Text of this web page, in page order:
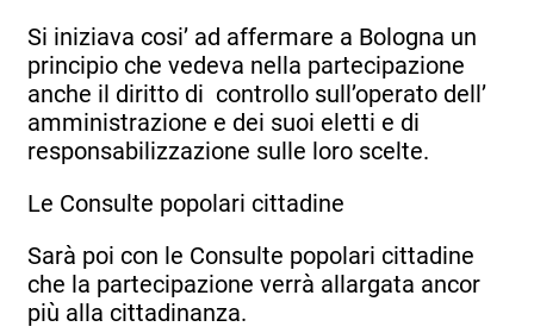
Si iniziava cosi’ ad affermare a Bologna un
principio che vedeva nella partecipazione
anche il diritto di controllo sull’operato dell’
amministrazione e dei suoi eletti e di
responsabilizzazione sulle loro scelte.
Le Consulte popolari cittadine
Sarà poi con le Consulte popolari cittadine
che la partecipazione verrà allargata ancor
più alla cittadinanza.